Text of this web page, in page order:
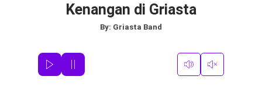
Kenangan di Griasta
By: Griasta Band